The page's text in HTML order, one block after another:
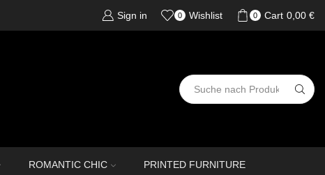
Sign in 0 Wishlist 0 Cart 0,00 €
ROMANTIC CHIC PRINTED FURNITURE